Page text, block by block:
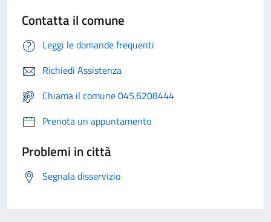
Contatta il comune
Leggi le domande frequenti
Richiedi Assistenza
Chiama il comune 045.6208444
Prenota un appuntamento
Problemi in città
Segnala disservizio